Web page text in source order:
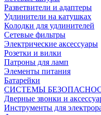
Разветвители и адаптеры
Удлинители на катушках
Колодки для удлинителей
Сетевые фильтры
Электрические аксессуары
Розетки и вилки
Патроны для ламп
Элементы питания
Батарейки
СИСТЕМЫ
Дверные звонки и
Инструменты для